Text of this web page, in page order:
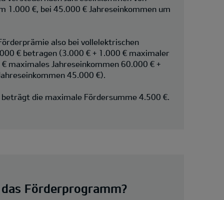
1.000 €, bei 45.000 € Jahreseinkommen um
also bei vollelektrischen
€ betragen (3.000 € + 1.000 € maximaler
maximales Jahreseinkommen 60.000 € +
45.000 €).
die maximale Fördersumme 4.500 €.
Förderprogramm?